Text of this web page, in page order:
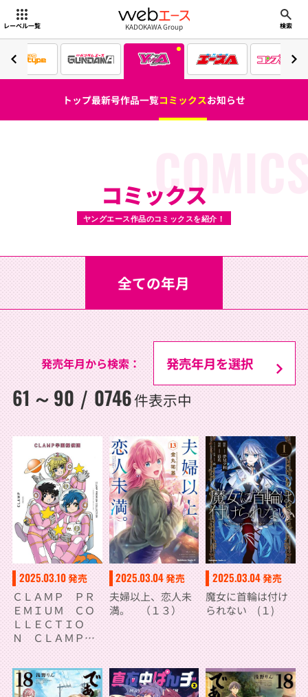
レーベル一覧 webエース
KADOKAWA Group 検索
トップ最新号作品一覧コミックスお知らせ
コミックス
ヤングエース作品のコミックスを紹介！
全ての年月
61 ～ 90 / 0746件表示中
発売年月から検索：
2025.03.10発売
ＣＬＡＭＰ ＰＲ
ＥＭＩＵＭ ＣＯ
ＬＬＥＣＴＩＯ
Ｎ ＣＬＡＭＰ学
2025.03.04発売
夫婦以上、恋人未
満。 （１３）
2025.03.04発売
魔女に首輪は付け
られない (１)